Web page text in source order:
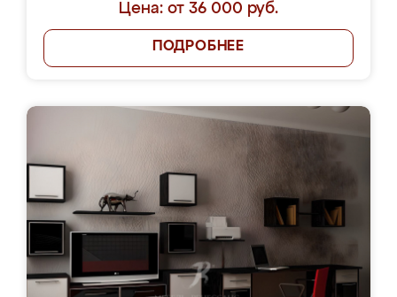
Цена: от 36 000 руб.
ПОДРОБНЕЕ